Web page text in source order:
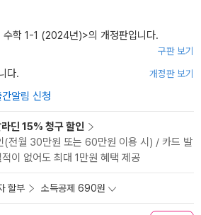
수학 1-1 (2024년)>의 개정판입니다.
구판 보기
다. 개정판 보기
알림 신청
딘 15% 청구 할인
(전월 30만원 또는 60만원 이용 시) / 카드 발
이 없어도 최대 1만원 혜택 제공
할부 소득공제 690원